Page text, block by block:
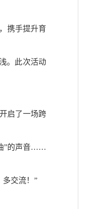
携手提升育
。此次活动
启了一场跨
”的声音……
多交流！”